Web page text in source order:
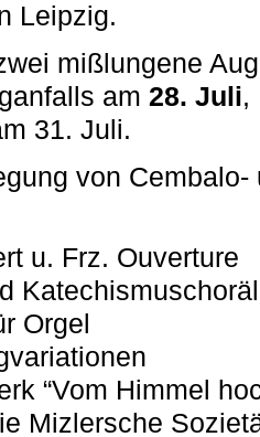
Leipzig.
mißlungene
am 28. Juli,
31. Juli.
von Cembalo-
u. Frz. Ouverture
Orgel
“Vom Himmel
Mizlersche